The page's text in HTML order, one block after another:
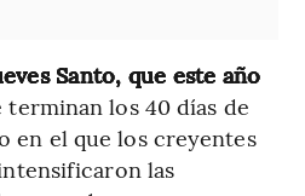
Santo, que este año
terminan los 40 días de
en el que los creyentes
las